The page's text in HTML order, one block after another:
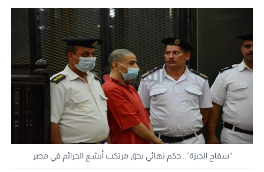
“سفاح الجيزة”.. حكم نهائي بحق مرتكب أبشع الجرائم في مصر